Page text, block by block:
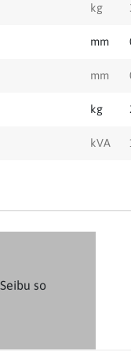
kg
mm
mm
kg
kVA
so